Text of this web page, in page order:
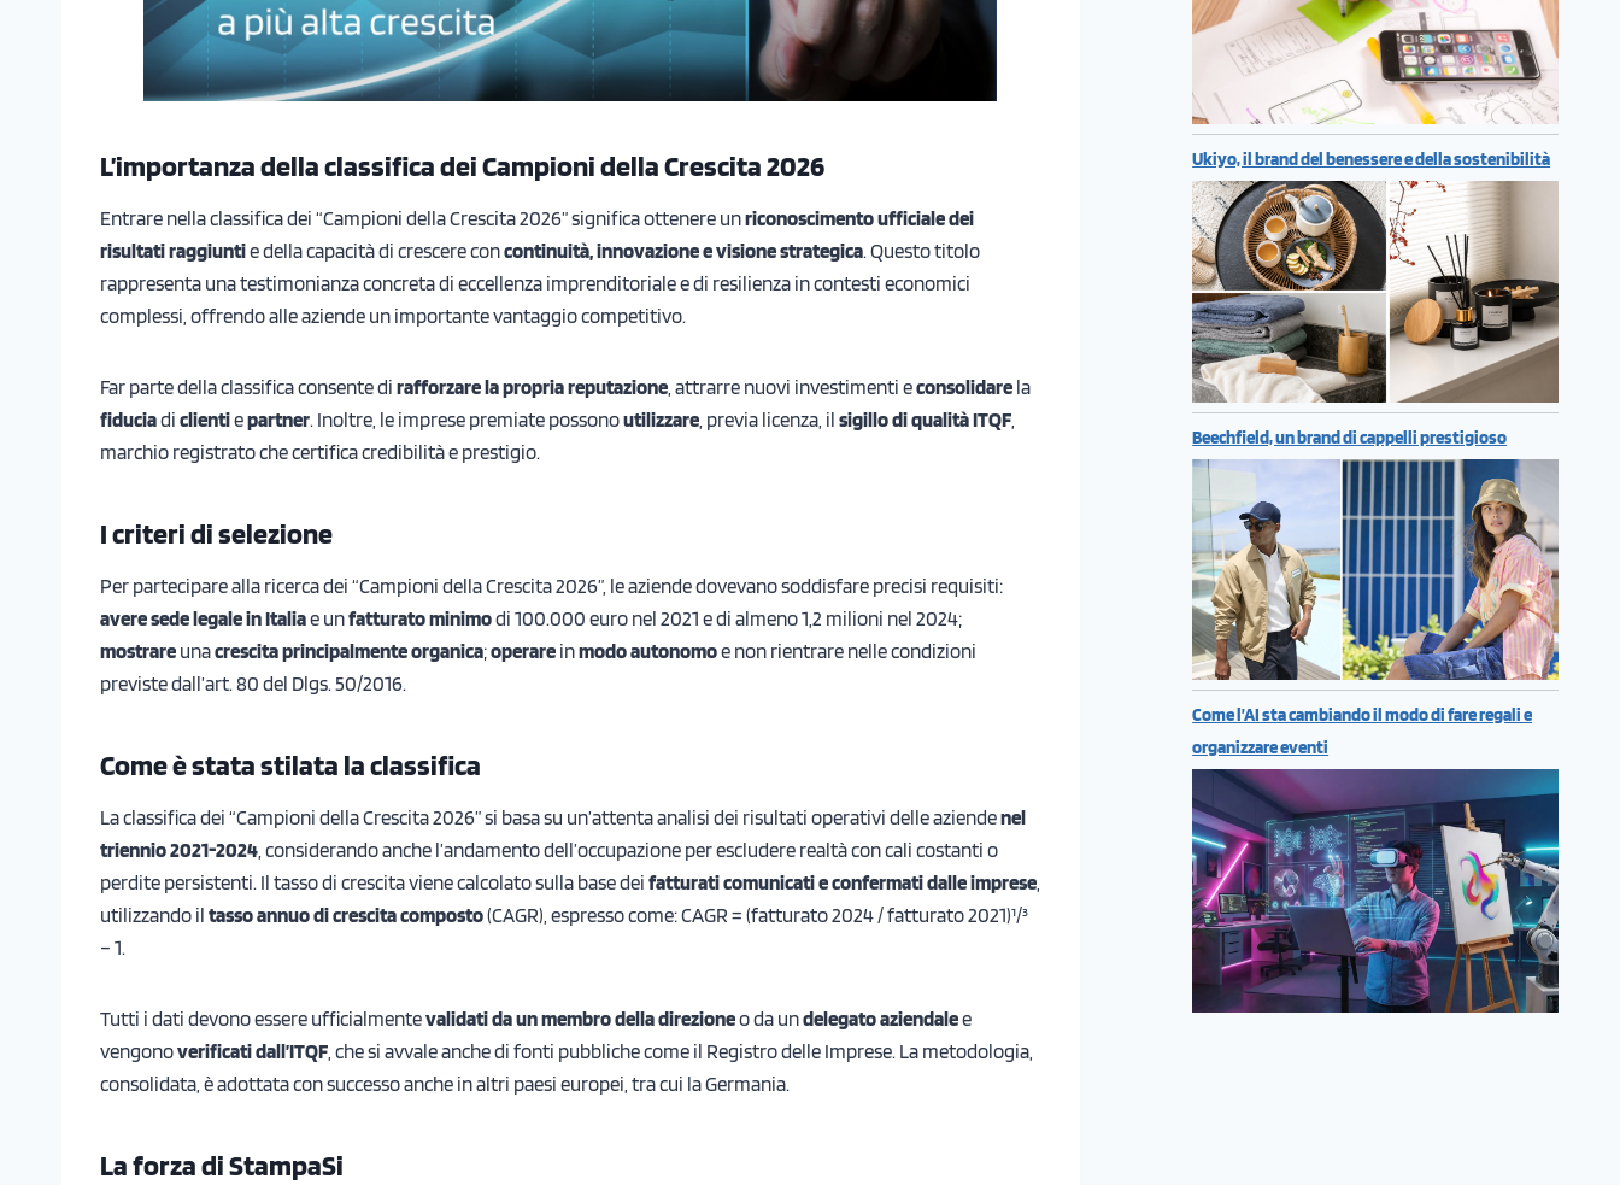
L’importanza della classifica dei Campioni della Crescita 2026
Entrare nella classifica dei “Campioni della Crescita 2026” significa ottenere unriconoscimento ufficiale dei
risultati raggiuntie della capacità di crescere concontinuità, innovazione e visione strategica. Questo titolo
rappresenta una testimonianza concreta di eccellenza imprenditoriale e di resilienza in contesti economici
complessi, offrendo alle aziende un importante vantaggio competitivo.
Far parte della classifica consente di rafforzare la propria reputazione , attrarre nuovi investimenti econsolidare la
fiduciadi clientiepartner. Inoltre, le imprese premiate possonoutilizzare , previa licenza, il sigillo di qualità ITQF
marchio registrato che certifica credibilità e prestigio.
I criteri di selezione
Per partecipare alla ricerca dei “Campioni della Crescita 2026”, le aziende dovevano soddisfare precisi requisiti:
avere sede legale in Italiae unfatturato minimodi 100.000 euro nel 2021 e di almeno 1,2 milioni nel 2024;
mostrare unacrescita principalmente organica;operare inmodo autonomoe non rientrare nelle condizioni
previste dall’art. 80 del Dlgs. 50/2016.
Come è stata stilata la classifica
La classifica dei “Campioni della Crescita 2026” si basa su un’attenta analisi dei risultati operativi delle aziendenel
triennio 2021-2024 , considerando anche l’andamento dell’occupazione per escludere realtà con cali costanti o
perdite persistenti. Il tasso di crescita viene calcolato sulla base dei fatturati comunicati e confermati dalle imprese
utilizzando il tasso annuo di crescita composto(CAGR), espresso come: CAGR = (fatturato 2024 / fatturato 2021)¹/³
– 1.
Tutti i dati devono essere ufficialmentevalidati da un membro della direzioneo da undelegato aziendalee
vengonoverificati dall’ITQF , che si avvale anche di fonti pubbliche come il Registro delle Imprese. La metodologia,
consolidata, è adottata con successo anche in altri paesi europei, tra cui la Germania.
La forza di StampaSi
Ukiyo, il brand del benessere e della sostenibilità
Beechfield, un brand di cappelli prestigioso
Come l’AI sta cambiando il modo di fare regali e
organizzare eventi